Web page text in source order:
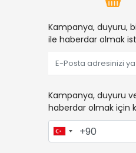
Kampanya, duyuru,
ile haberdar olmak
Kampanya, duyuru
haberdar olmak için